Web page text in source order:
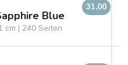
31,00
Blue
cm | 240 Seiten